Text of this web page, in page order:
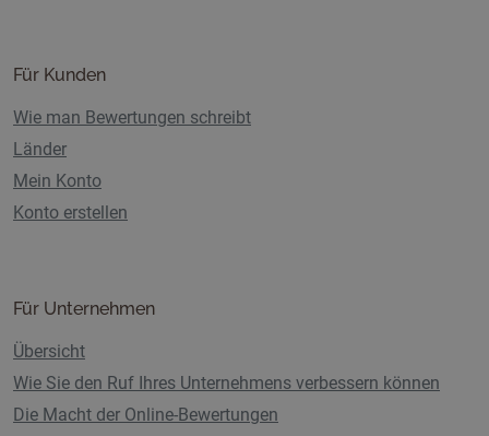
Für Kunden
Wie man Bewertungen schreibt
Länder
Mein Konto
Konto erstellen
Für Unternehmen
Übersicht
Wie Sie den Ruf Ihres Unternehmens verbessern können
Die Macht der Online-Bewertungen